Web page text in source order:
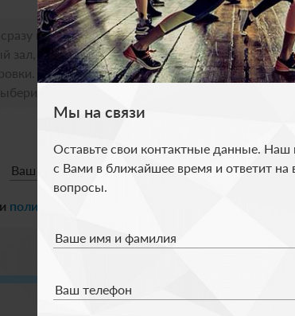
все
зал,
Ваш телефон
политики конфиденциальности
Мы на связи
Оставьте свои контактные данные.
с Вами в ближайшее время и ответит на
вопросы.
Ваше имя и фамилия
Ваш телефон